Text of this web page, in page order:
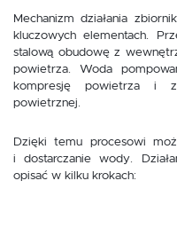
Mechanizm działania
kluczowych elementach.
stalową obudowę z
powietrza. Woda
kompresję powietrza i
powietrznej.
Dzięki temu procesowi
i dostarczanie wody.
opisać w kilku krokach: